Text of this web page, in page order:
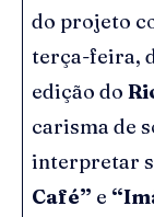
do projeto
terça-feira,
edição do
carisma de
interpretar
Café” e